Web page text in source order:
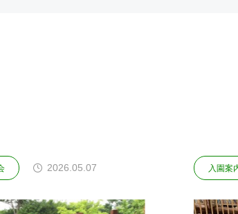
入園案内・説明会